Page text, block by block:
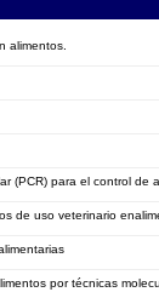
alimentos.
(PCR) para el control de
de uso veterinario
por técnicas